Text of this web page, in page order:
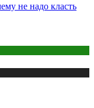
не надо класть